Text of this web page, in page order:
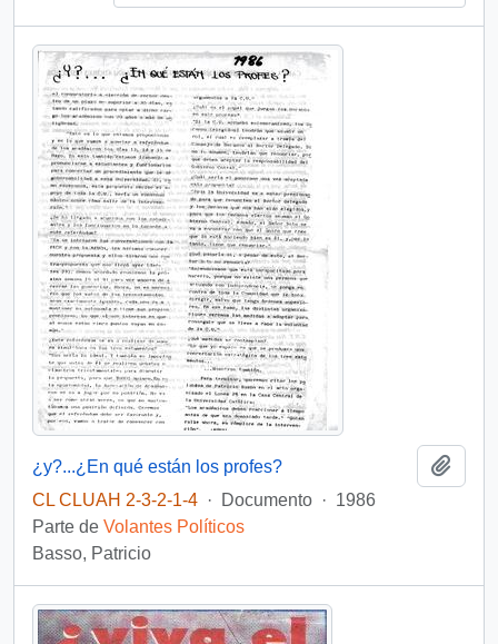
¿y?...¿En qué están los profes?
CL CLUAH 2-3-2-1-4 · Documento · 1986
Parte de Volantes Políticos
Basso, Patricio